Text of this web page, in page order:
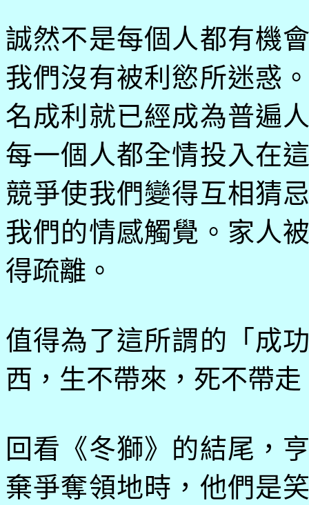
誠然不是每個人都有機
我們沒有被利慾所迷惑
名成利就已經成為普遍
每一個人都全情投入在
競爭使我們變得互相猜
我們的情感觸覺。家人
得疏離。
值得為了這所謂的「成
西，生不帶來，死不帶
回看《冬獅》的結尾，
棄爭奪領地時，他們是